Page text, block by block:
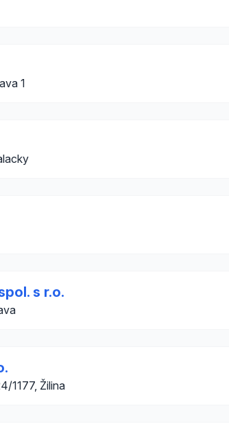
1
s r.o.
1177, Žilina